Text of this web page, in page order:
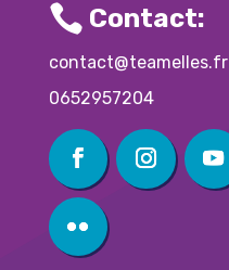
 Contact:
contact@teamelles.fr
0652957204